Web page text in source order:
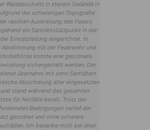
Waldabschnitt in steilem Gelände in
der schwierigen Topografie
raschen Ausbreitung des Feuers
ein Sanitätsstützpunkt in der
Einsatzleitung eingerichtet. In
Abstimmung mit der Feuerwehr und
konnte eine geordnete
sichergestellt werden. Der
übernahm mit zehn Sanitätern
Absicherung aller eingesetzten
stand während des gesamten
für Notfälle bereit. Trotz der
Bedingungen verlief der
geordnet und ohne schwere
Ich bedanke mich bei allen